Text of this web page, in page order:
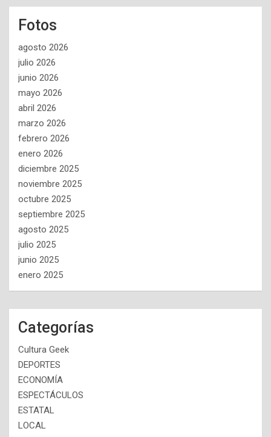
Fotos
agosto 2026
julio 2026
junio 2026
mayo 2026
abril 2026
marzo 2026
febrero 2026
enero 2026
diciembre 2025
noviembre 2025
octubre 2025
septiembre 2025
agosto 2025
julio 2025
junio 2025
enero 2025
Categorías
Cultura Geek
DEPORTES
ECONOMÍA
ESPECTÁCULOS
ESTATAL
LOCAL